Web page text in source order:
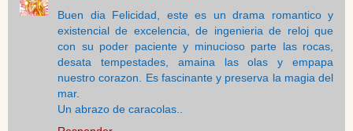
Buen dia Felicidad, este es un drama romantico y
existencial de excelencia, de ingenieria de reloj que
con su poder paciente y minucioso parte las rocas,
desata tempestades, amaina las olas y empapa
nuestro corazon. Es fascinante y preserva la magia del
mar.
Un abrazo de caracolas..